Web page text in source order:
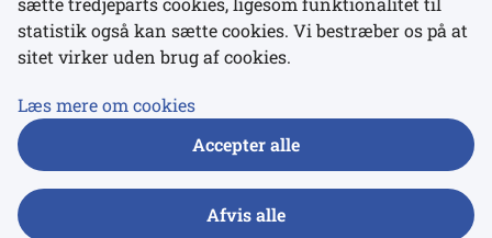
Udgivelser
statistik også kan sætte cookies. Vi bestræber os på at
sitet virker uden brug af cookies.
Læs mere om cookies
Accepter alle
Afvis alle